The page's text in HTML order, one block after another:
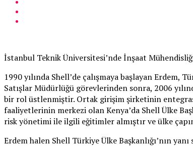
İstanbul Teknik Üniversitesi’nde İnşaat
1990 yılında Shell’de çalışmaya başlayan Erdem,
Satışlar Müdürlüğü görevlerinden sonra, 2006
bir rol üstlenmiştir. Ortak girişim şirketinin
faaliyetlerinin merkezi olan Kenya’da Shell Ülke
risk yönetimi ile ilgili eğitimler almıştır ve ülke
Erdem halen Shell Türkiye Ülke Başkanlığı’nın